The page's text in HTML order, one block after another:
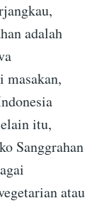
adalah
masakan,
itu,
Sanggrahan
atau